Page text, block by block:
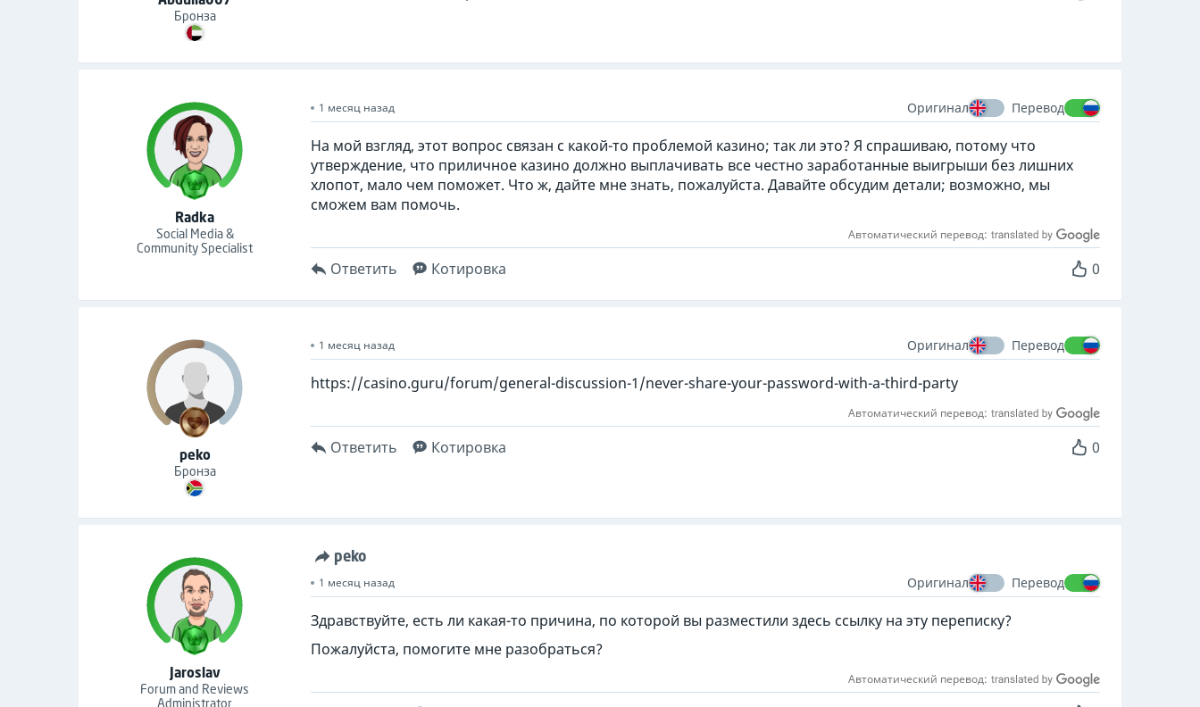
Бронза
Radka
Social Media &
Community Specialist
1 месяц назад Оригинал Перевод
На мой взгляд, этот вопрос связан с какой-то проблемой казино; так ли это? Я спрашиваю, потому что
утверждение, что приличное казино должно выплачивать все честно заработанные выигрыши без лишних
хлопот, мало чем поможет. Что ж, дайте мне знать, пожалуйста. Давайте обсудим детали; возможно, мы
сможем вам помочь.
Автоматический перевод:
Ответить Котировка 0
peko
Бронза
1 месяц назад Оригинал Перевод
https://casino.guru/forum/general-discussion-1/never-share-your-password-with-a-third-party
Автоматический перевод:
Ответить Котировка 0
Jaroslav
Forum and Reviews
Administrator
peko
1 месяц назад Оригинал Перевод
Здравствуйте, есть ли какая-то причина, по которой вы разместили здесь ссылку на эту переписку?
Пожалуйста, помогите мне разобраться?
Автоматический перевод: